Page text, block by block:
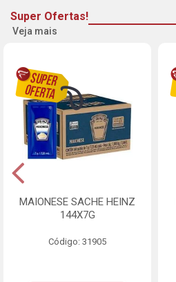
Super Ofertas!
Veja mais
MAIONESE SACHE HEINZ
144X7G
Código: 31905